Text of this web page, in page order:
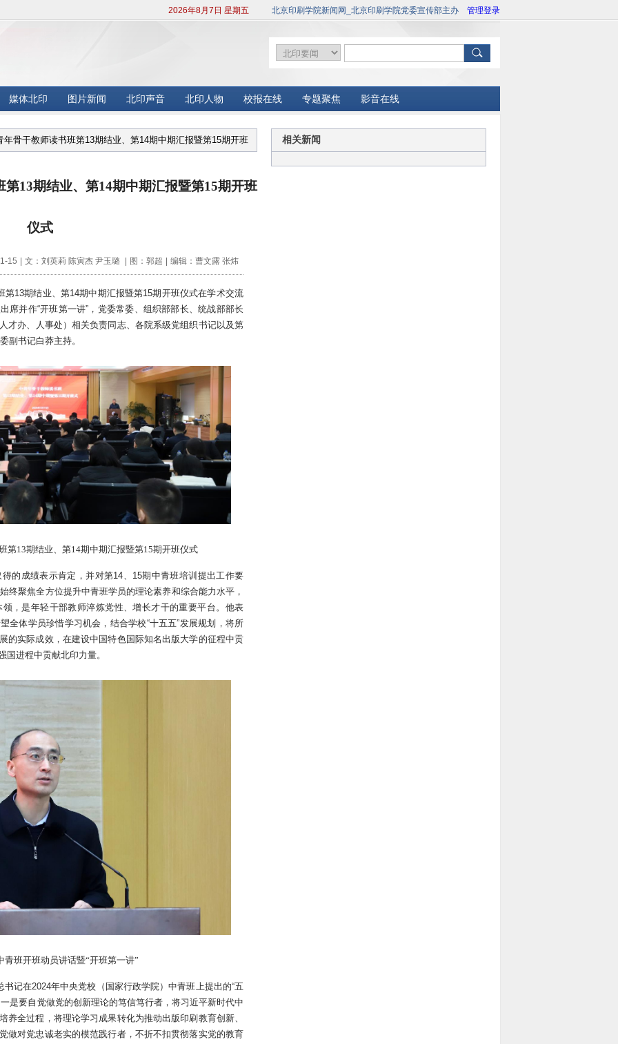
北京印刷学院新闻网_北京印刷学院党委宣传部主办 管理登录
2026年8月7日 星期五
媒体北印 图片新闻 北印声音 北印人物 校报在线 专题聚焦 影音在线
年骨干教师读书班第13期结业、第14期中期汇报暨第15期开班
13期结业、第14期中期汇报暨第15期开班
仪式
15 文：刘英莉 陈寅杰 尹玉璐 图：郭超 编辑：曹文露 张炜
第13期结业、第14期中期汇报暨第15期开班仪式在学术交流
席并作“开班第一讲”， 党委常委、组织部部长、统战部部长
才办、人事处）相关负责同志、各院系级党组织书记以及第
副书记白莽主持。
第13期结业、第14期中期汇报暨第15期开班仪式
的成绩表示肯定，并对第14、15期中青班培训提出工作要
终聚焦全方位提升中青班学员的理论素养和综合能力水平，
，是年轻干部教师淬炼党性、增长才干的重要平台。他表
全体学员珍惜学习机会，结合学校“十五五”发展规划，将所
的实际成效，在建设中国特色国际知名出版大学的征程中贡
进程中贡献北印力量。
青班开班动员讲话暨“开班第一讲”
书记在2024年中央党校（国家行政学院）中青班上提出的“五
是要自觉做党的创新理论的笃信笃行者，将习近平新时代中
养全过程，将理论学习成果转化为推动出版印刷教育创新、
做对党忠诚老实的模范践行者，不折不扣贯彻落实党的教育
相关新闻